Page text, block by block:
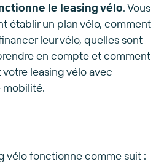
le leasing vélo. Vous
établir un plan vélo, comment
leur vélo, quelles sont
en compte et comment
leasing vélo avec
mobilité.
vélo fonctionne comme suit :